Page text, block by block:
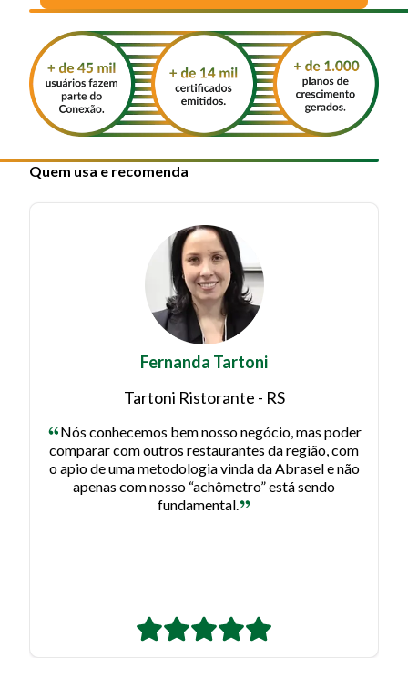
Quem usa e recomenda
Fernanda Tartoni
Tartoni Ristorante - RS
Nós conhecemos bem nosso negócio, mas poder
comparar com outros restaurantes da região, com
o apio de uma metodologia vinda da Abrasel e não
apenas com nosso “achômetro” está sendo
fundamental.